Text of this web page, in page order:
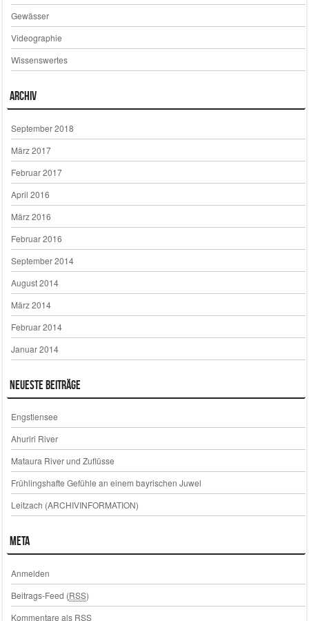
Gewässer
Videographie
Wissenswertes
Archiv
September 2018
März 2017
Februar 2017
April 2016
März 2016
Februar 2016
September 2014
August 2014
März 2014
Februar 2014
Januar 2014
Neueste Beiträge
Engstlensee
Ahuriri River
Mataura River und Zuflüsse
Frühlingshafte Gefühle an einem bayrischen Juwel
Leitzach (ARCHIVINFORMATION)
Meta
Anmelden
Beitrags-Feed (RSS)
Kommentare als RSS